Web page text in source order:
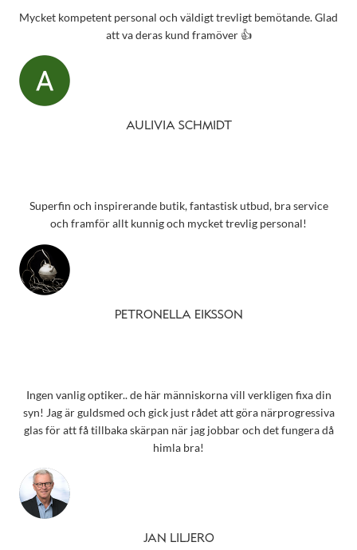
Mycket kompetent personal och väldigt trevligt bemötande. Glad
att va deras kund framöver 👍
AULIVIA SCHMIDT
Superfin och inspirerande butik, fantastisk utbud, bra service
och framför allt kunnig och mycket trevlig personal!
PETRONELLA EIKSSON
Ingen vanlig optiker.. de här människorna vill verkligen fixa din
syn! Jag är guldsmed och gick just rådet att göra närprogressiva
glas för att få tillbaka skärpan när jag jobbar och det fungera då
himla bra!
JAN LILJERO